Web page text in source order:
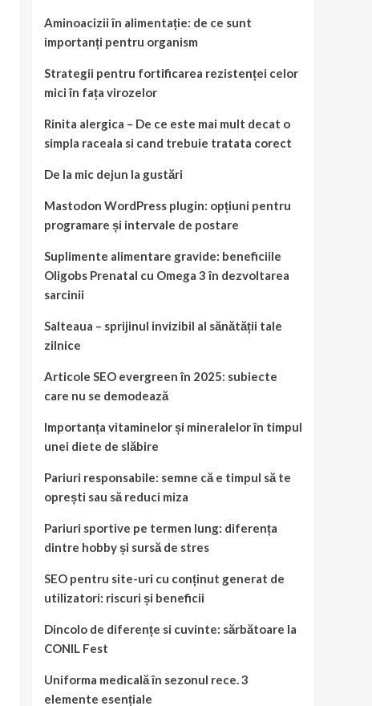
Aminoacizii în alimentație: de ce sunt
importanți pentru organism
Strategii pentru fortificarea rezistenței celor
mici în fața virozelor
Rinita alergica – De ce este mai mult decat o
simpla raceala si cand trebuie tratata corect
De la mic dejun la gustări
Mastodon WordPress plugin: opțiuni pentru
programare și intervale de postare
Suplimente alimentare gravide: beneficiile
Oligobs Prenatal cu Omega 3 în dezvoltarea
sarcinii
Salteaua – sprijinul invizibil al sănătății tale
zilnice
Articole SEO evergreen în 2025: subiecte
care nu se demodează
Importanța vitaminelor și mineralelor în timpul
unei diete de slăbire
Pariuri responsabile: semne că e timpul să te
oprești sau să reduci miza
Pariuri sportive pe termen lung: diferența
dintre hobby și sursă de stres
SEO pentru site-uri cu conținut generat de
utilizatori: riscuri și beneficii
Dincolo de diferențe si cuvinte: sărbătoare la
CONIL Fest
Uniforma medicală în sezonul rece. 3
elemente esențiale